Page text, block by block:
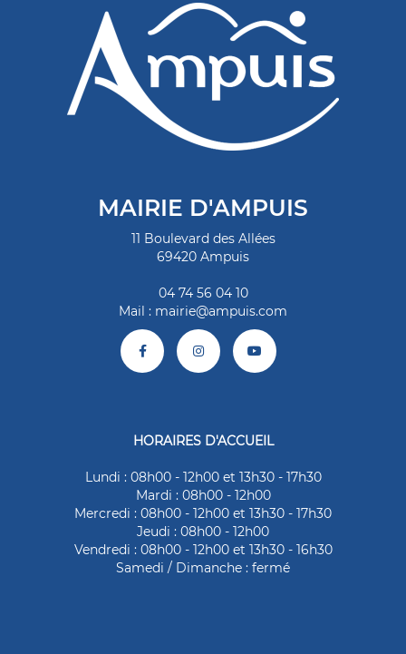
MAIRIE D'AMPUIS
11 Boulevard des Allées
69420 Ampuis
04 74 56 04 10
Mail : mairie@ampuis.com
HORAIRES D'ACCUEIL
Lundi : 08h00 - 12h00 et 13h30 - 17h30
Mardi : 08h00 - 12h00
Mercredi : 08h00 - 12h00 et 13h30 - 17h30
Jeudi : 08h00 - 12h00
Vendredi : 08h00 - 12h00 et 13h30 - 16h30
Samedi / Dimanche : fermé